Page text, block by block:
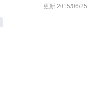
更新:2015/06/25